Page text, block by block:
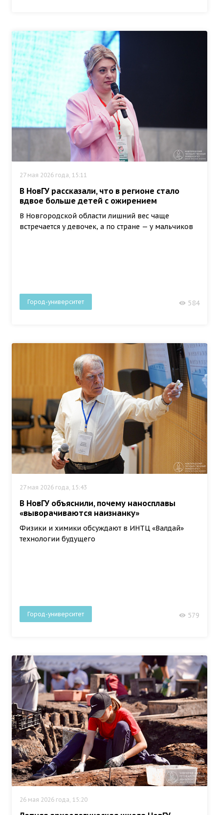
27 мая 2026 года, 15:11
В НовГУ рассказали, что в регионе стало
вдвое больше детей с ожирением
В Новгородской области лишний вес чаще
встречается у девочек, а по стране — у мальчиков
Город-университет 584
27 мая 2026 года, 15:43
В НовГУ объяснили, почему наносплавы
«выворачиваются наизнанку»
Физики и химики обсуждают в ИНТЦ «Валдай»
технологии будущего
Город-университет 579
26 мая 2026 года, 15:20